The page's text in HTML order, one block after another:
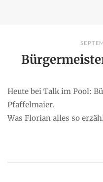
content
Heute bei Talk im Pool:
Pfaffelmaier.
Was Florian alles so